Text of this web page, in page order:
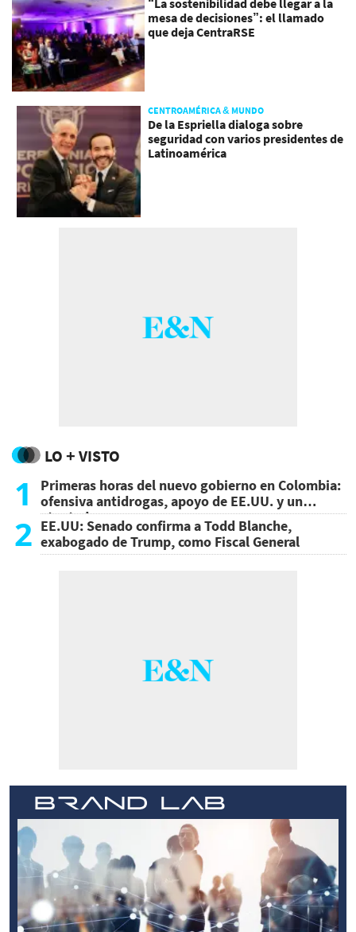
“La sostenibilidad debe llegar a la
mesa de decisiones”: el llamado
que deja CentraRSE
CENTROAMÉRICA & MUNDO
De la Espriella dialoga sobre
seguridad con varios presidentes de
Latinoamérica
LO + VISTO
1
Primeras horas del nuevo gobierno en Colombia:
ofensiva antidrogas, apoyo de EE.UU. y un
atentado
2 EE.UU: Senado confirma a Todd Blanche,
exabogado de Trump, como Fiscal General